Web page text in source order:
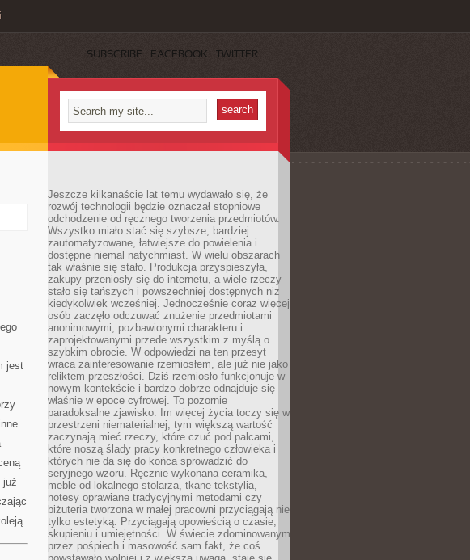
SUBSCRIBE FACEBOOK TWITTER
jest
już
Jeszcze kilkanaście lat temu wydawało się, że
rozwój technologii będzie oznaczał stopniowe
odchodzenie od ręcznego tworzenia przedmiotów.
Wszystko miało stać się szybsze, bardziej
zautomatyzowane, łatwiejsze do powielenia i
dostępne niemal natychmiast. W wielu obszarach
tak właśnie się stało. Produkcja przyspieszyła,
zakupy przeniosły się do internetu, a wiele rzeczy
stało się tańszych i powszechniej dostępnych niż
kiedykolwiek wcześniej. Jednocześnie coraz więcej
osób zaczęło odczuwać znużenie przedmiotami
anonimowymi, pozbawionymi charakteru i
zaprojektowanymi przede wszystkim z myślą o
szybkim obrocie. W odpowiedzi na ten przesyt
wraca zainteresowanie rzemiosłem, ale już nie jako
reliktem przeszłości. Dziś rzemiosło funkcjonuje w
nowym kontekście i bardzo dobrze odnajduje się
właśnie w epoce cyfrowej. To pozornie
paradoksalne zjawisko. Im więcej życia toczy się w
przestrzeni niematerialnej, tym większą wartość
zaczynają mieć rzeczy, które czuć pod palcami,
które noszą ślady pracy konkretnego człowieka i
których nie da się do końca sprowadzić do
seryjnego wzoru. Ręcznie wykonana ceramika,
meble od lokalnego stolarza, tkane tekstylia,
notesy oprawiane tradycyjnymi metodami czy
biżuteria tworzona w małej pracowni przyciągają nie
tylko estetyką. Przyciągają opowieścią o czasie,
skupieniu i umiejętności. W świecie zdominowanym
przez pośpiech i masowość sam fakt, że coś